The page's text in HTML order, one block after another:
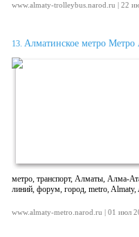
www.almaty-trolleybus.narod.ru | 22
13. Алматинское метро
метро, транспорт, Алматы, Алма-
линий, форум, город, metro, Almaty,
www.almaty-metro.narod.ru | 01 июл